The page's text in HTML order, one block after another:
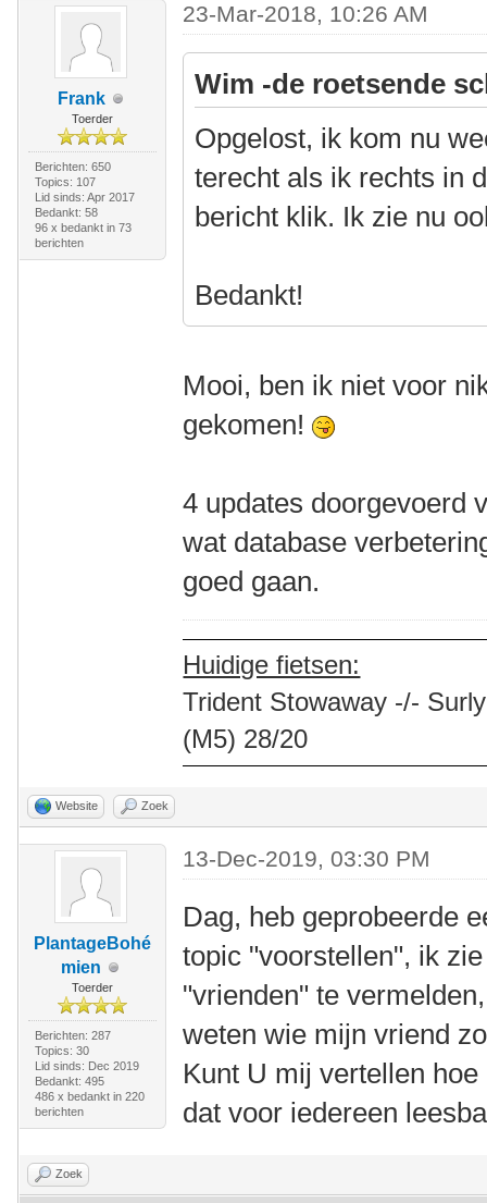
Frank
Toerder
Berichten: 650
Topics: 107
Lid sinds: Apr 2017
Bedankt: 58
96 x bedankt in 73
berichten
23-Mar-2018, 10:26 AM
Wim -de roetsende
Opgelost, ik kom nu
terecht als ik rechts in
bericht klik. Ik zie nu
Bedankt!
Mooi, ben ik niet voor
gekomen!
4 updates doorgevoerd
wat database
goed gaan.
Huidige fietsen:
Trident Stowaway -/-
(M5) 28/20
Website Zoek
PlantageBohé
mien
Toerder
Berichten: 287
Topics: 30
Lid sinds: Dec 2019
Bedankt: 495
486 x bedankt in 220
berichten
13-Dec-2019, 03:30 PM
Dag, heb geprobeerde
topic "voorstellen", ik
"vrienden" te
weten wie mijn vriend
Kunt U mij vertellen
dat voor iedereen
Zoek